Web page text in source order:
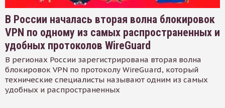
В России началась вторая волна блокировок
VPN по одному из самых распространенных и
удобных протоколов WireGuard
В регионах России зарегистрирована вторая волна
блокировок VPN по протоколу WireGuard, который
технические специалисты называют одним из самых
удобных и распространенных